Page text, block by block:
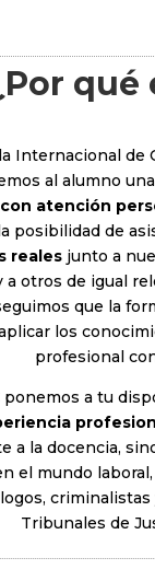
qué
Internacional de
al alumno una
atención
posibilidad de
reales junto a
a otros de igual
que la
los
profesional
ponemos a tu
a la docencia,
el mundo
Tribunales de